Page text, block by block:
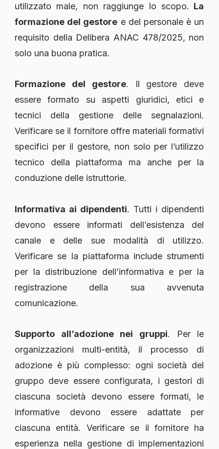
utilizzato male, non raggiunge lo scopo. La
formazione del gestore e del personale è un
requisito della Delibera ANAC 478/2025, non
solo una buona pratica.
Formazione del gestore. Il gestore deve
essere formato su aspetti giuridici, etici e
tecnici della gestione delle segnalazioni.
Verificare se il fornitore offre materiali formativi
specifici per il gestore, non solo per l’utilizzo
tecnico della piattaforma ma anche per la
conduzione delle istruttorie.
Informativa ai dipendenti. Tutti i dipendenti
devono essere informati dell’esistenza del
canale e delle sue modalità di utilizzo.
Verificare se la piattaforma include strumenti
per la distribuzione dell’informativa e per la
registrazione della sua avvenuta
comunicazione.
Supporto all’adozione nei gruppi. Per le
organizzazioni multi-entità, il processo di
adozione è più complesso: ogni società del
gruppo deve essere configurata, i gestori di
ciascuna società devono essere formati, le
informative devono essere adattate per
ciascuna entità. Verificare se il fornitore ha
esperienza nella gestione di implementazioni